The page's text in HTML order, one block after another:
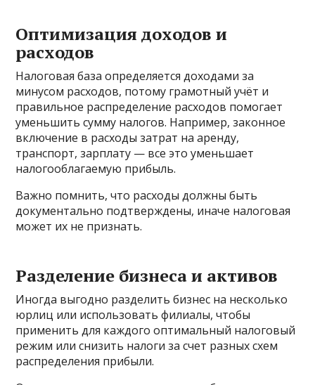
Оптимизация доходов и
расходов
Налоговая база определяется доходами за
минусом расходов, потому грамотный учёт и
правильное распределение расходов помогает
уменьшить сумму налогов. Например, законное
включение в расходы затрат на аренду,
транспорт, зарплату — все это уменьшает
налогооблагаемую прибыль.
Важно помнить, что расходы должны быть
документально подтверждены, иначе налоговая
может их не признать.
Разделение бизнеса и активов
Иногда выгодно разделить бизнес на несколько
юрлиц или использовать филиалы, чтобы
применить для каждого оптимальный налоговый
режим или снизить налоги за счет разных схем
распределения прибыли.